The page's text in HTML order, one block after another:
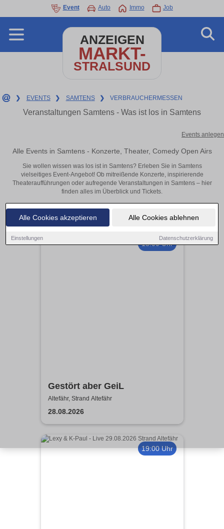
Alle Cookies akzeptieren Alle Cookies ablehnen
Einstellungen Datenschutzerklärung
Event Auto Immo Job
ANZEIGEN
MARKT-
STRALSUND
❯ EVENTS ❯ SAMTENS ❯ VERBRAUCHERMESSEN
Veranstaltungen Samtens - Was ist los in Samtens
Events anlegen
Alle Events in Samtens - Konzerte, Theater, Comedy Open Airs
Sie wollen wissen was los ist in Samtens? Erleben Sie in Samtens
vielseitiges Event-Angebot! Ob mitreißende Konzerte, inspirierende
Theateraufführungen oder aufregende Veranstaltungen in Samtens – hier
finden alles im Überblick und Tickets.
18:00 Uhr
Gestört aber GeiL
Altefähr, Strand Altefähr
28.08.2026
19:00 Uhr